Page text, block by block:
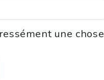
une chose